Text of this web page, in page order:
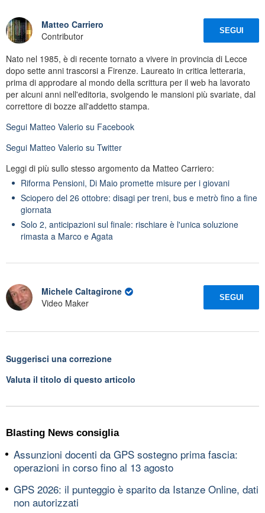
Matteo Carriero
Contributor
SEGUI
Nato nel 1985, è di recente tornato a vivere in provincia di Lecce
dopo sette anni trascorsi a Firenze. Laureato in critica letteraria,
prima di approdare al mondo della scrittura per il web ha lavorato
per alcuni anni nell'editoria, svolgendo le mansioni più svariate, dal
correttore di bozze all'addetto stampa.
Segui Matteo Valerio su Facebook
Segui Matteo Valerio su Twitter
Leggi di più sullo stesso argomento da Matteo Carriero:
Riforma Pensioni, Di Maio promette misure per i giovani
Sciopero del 26 ottobre: disagi per treni, bus e metrò fino a fine
giornata
Solo 2, anticipazioni sul finale: rischiare è l'unica soluzione
rimasta a Marco e Agata
Michele Caltagirone
Video Maker
SEGUI
Suggerisci una correzione
Valuta il titolo di questo articolo
Blasting News consiglia
Assunzioni docenti da GPS sostegno prima fascia:
operazioni in corso fino al 13 agosto
GPS 2026: il punteggio è sparito da Istanze Online, dati
non autorizzati